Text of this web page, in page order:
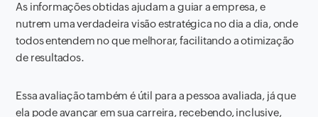
As informações obtidas ajudam a guiar a empresa, e
nutrem uma verdadeira visão estratégica no dia a dia, onde
todos entendem no que melhorar, facilitando a otimização
de resultados.
Essa avaliação também é útil para a pessoa avaliada, já que
ela pode avançar em sua carreira, recebendo, inclusive,